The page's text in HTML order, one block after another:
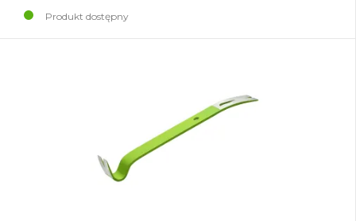
Produkt dostępny